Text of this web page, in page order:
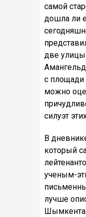
самой
дошла ли
две
с площади
можно
силуэт
В
который
ученым-
лучше